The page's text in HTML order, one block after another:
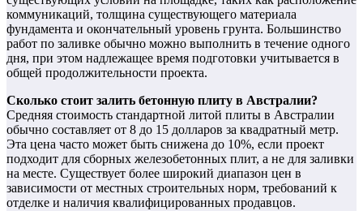
коммуникаций, толщина существующего материала
фундамента и окончательный уровень грунта. Большинство
работ по заливке обычно можно выполнить в течение одного
дня, при этом надлежащее время подготовки учитывается в
общей продолжительности проекта.
Сколько стоит залить бетонную плиту в Австралии?
Средняя стоимость стандартной литой плиты в Австралии
обычно составляет от 8 до 15 долларов за квадратный метр.
Эта цена часто может быть снижена до 10%, если проект
подходит для сборных железобетонных плит, а не для заливки
на месте. Существует более широкий диапазон цен в
зависимости от местных строительных норм, требований к
отделке и наличия квалифицированных продавцов.